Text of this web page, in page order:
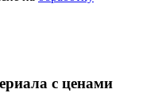
с ценами